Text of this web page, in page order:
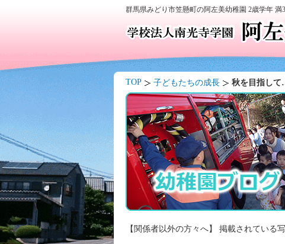
群馬県みどり市笠懸町の阿左美幼稚園 2歳学年
TOP 子どもたちの成長 秋を目指し
【関係者以外の方々へ】 掲載されている